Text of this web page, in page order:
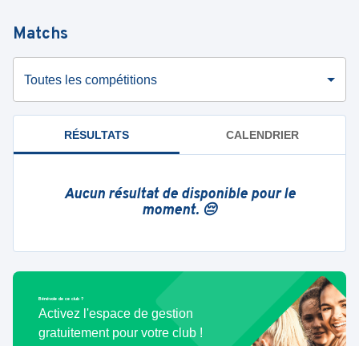
Matchs
Toutes les compétitions
RÉSULTATS CALENDRIER
Aucun résultat de disponible pour le
moment. 😔
Bénévole de ce club ?
Activez l'espace de gestion
gratuitement pour votre club !